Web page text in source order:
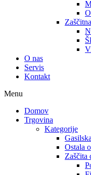
O nas
Servis
Kontakt
Menu
Domov
Trgovina
Kategorije
Ostala
Zaščita